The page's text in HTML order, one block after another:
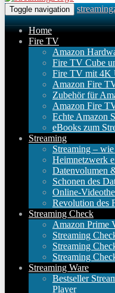
Toggle navigation
Home
Fire TV
Amazon
Fire TV Cube
Fire TV mit 4K
Amazon Fire
Zubehör für
Amazon Fire
Echte Amazon
eBooks zum
Streaming
Streaming –
Heimnetzwerk
Datenvolumen
Schonen des
Online-
Revolution des
Streaming Check
Amazon Prime
Streaming
Streaming
Streaming
Streaming Ware
Bestseller
Player